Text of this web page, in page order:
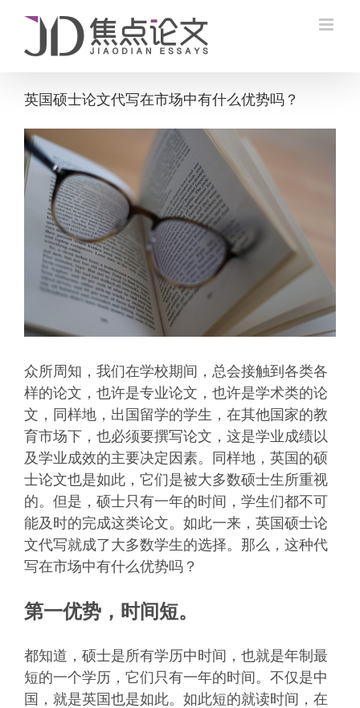
content
英国硕士论文代写在市场中有什么优势吗？
View
Larger
Image
众所周知，我们在学校期间，总会接触到各类各
样的论文，也许是专业论文，也许是学术类的论
文，同样地，出国留学的学生，在其他国家的教
育市场下，也必须要撰写论文，这是学业成绩以
及学业成效的主要决定因素。同样地，英国的硕
士论文也是如此，它们是被大多数硕士生所重视
的。但是，硕士只有一年的时间，学生们都不可
能及时的完成这类论文。如此一来，英国硕士论
文代写就成了大多数学生的选择。那么，这种代
写在市场中有什么优势吗？
第一优势，时间短。
都知道，硕士是所有学历中时间，也就是年制最
短的一个学历，它们只有一年的时间。不仅是中
国，就是英国也是如此。如此短的就读时间，在